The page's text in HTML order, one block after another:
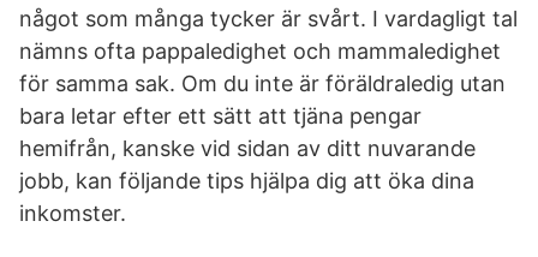
något som många tycker är svårt. I vardagligt tal
nämns ofta pappaledighet och mammaledighet
för samma sak. Om du inte är föräldraledig utan
bara letar efter ett sätt att tjäna pengar
hemifrån, kanske vid sidan av ditt nuvarande
jobb, kan följande tips hjälpa dig att öka dina
inkomster.